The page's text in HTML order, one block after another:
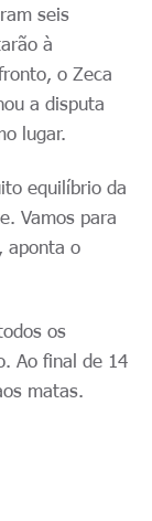
seis
à
o Zeca
a disputa
lugar.
equilíbrio da
Vamos para
aponta o
os
Ao final de 14
matas.